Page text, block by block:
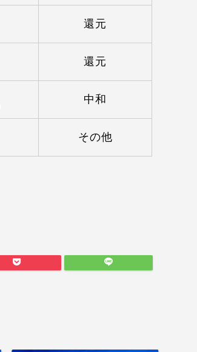
還元
還元
中和
その他